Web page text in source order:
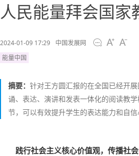
人民能量拜会国
2024-01-09 17:29
中国发展网
能量中国
摘要： 针对王方圆汇报的在全国已经开
诵、表达、演讲和发表一体化的阅读教
节，可以有效提升学生的表达能力和自信
践行社会主义核心价值观，传播社